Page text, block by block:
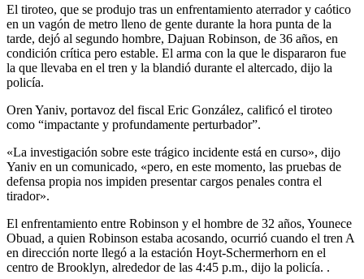
El tiroteo, que se produjo tras un enfrentamiento aterrador y caótico
en un vagón de metro lleno de gente durante la hora punta de la
tarde, dejó al segundo hombre, Dajuan Robinson, de 36 años, en
condición crítica pero estable. El arma con la que le dispararon fue
la que llevaba en el tren y la blandió durante el altercado, dijo la
policía.
Oren Yaniv, portavoz del fiscal Eric González, calificó el tiroteo
como “impactante y profundamente perturbador”.
«La investigación sobre este trágico incidente está en curso», dijo
Yaniv en un comunicado, «pero, en este momento, las pruebas de
defensa propia nos impiden presentar cargos penales contra el
tirador».
El enfrentamiento entre Robinson y el hombre de 32 años, Younece
Obuad, a quien Robinson estaba acosando, ocurrió cuando el tren A
en dirección norte llegó a la estación Hoyt-Schermerhorn en el
centro de Brooklyn, alrededor de las 4:45 p.m., dijo la policía. .